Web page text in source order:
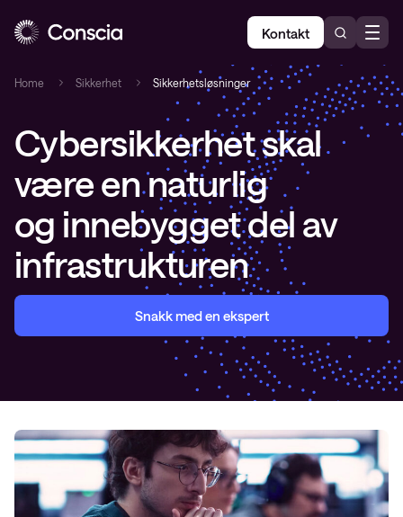
Kontakt
Home Sikkerhet Sikkerhetsløsninger
Cybersikkerhetskal
være en naturlig
og innebyggetdel av
infrastrukturen
Snakk med en ekspert